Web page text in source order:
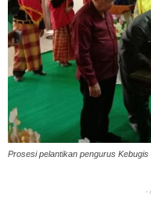
Prosesi pelantikan pengurus Kebugis
-